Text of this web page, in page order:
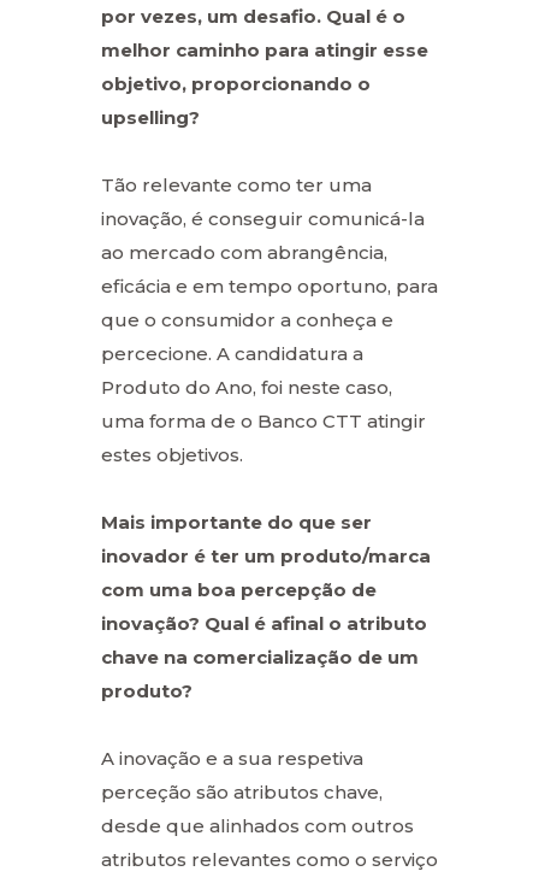
por vezes, um desafio. Qual é o
melhor caminho para atingir esse
objetivo, proporcionando o
upselling?
Tão relevante como ter uma
inovação, é conseguir comunicá-la
ao mercado com abrangência,
eficácia e em tempo oportuno, para
que o consumidor a conheça e
percecione. A candidatura a
Produto do Ano, foi neste caso,
uma forma de o Banco CTT atingir
estes objetivos.
Mais importante do que ser
inovador é ter um produto/marca
com uma boa percepção de
inovação? Qual é afinal o atributo
chave na comercialização de um
produto?
A inovação e a sua respetiva
perceção são atributos chave,
desde que alinhados com outros
atributos relevantes como o serviço